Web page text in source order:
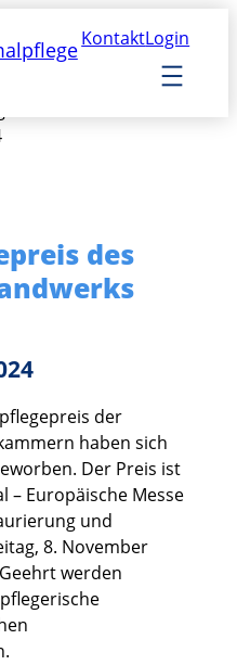
KontaktLogin
des
der
haben sich
Der Preis ist
– Europäische Messe
und
8. November
werden